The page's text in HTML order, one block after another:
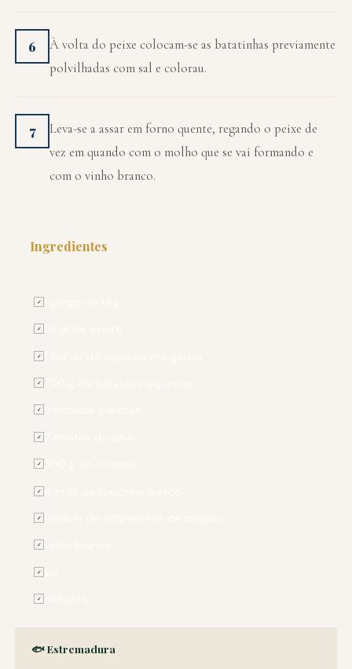
6
À volta do peixe colocam-se as batatinhas previamente
polvilhadas com sal e colorau.
7
Leva-se a assar em forno quente, regando o peixe de
vez em quando com o molho que se vai formando e
com o vinho branco.
Ingredientes
✓
✓
✓
✓
✓
✓
✓
✓
✓
✓
✓
✓
🐟 Estremadura